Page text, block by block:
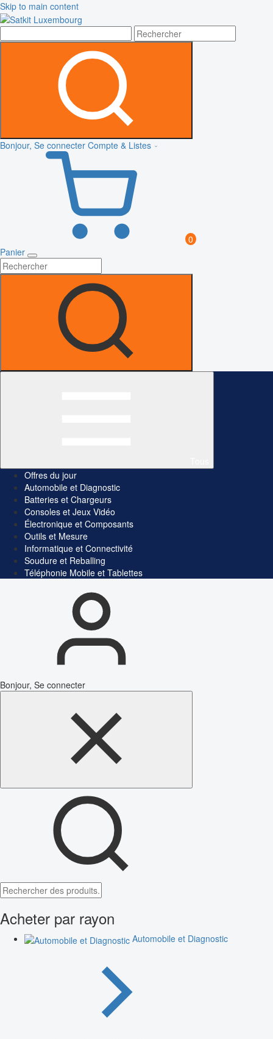
Skip to main content
Bonjour, Se connecter Compte & Listes
0
Panier
Offres du jour
Automobile et Diagnostic
Batteries et Chargeurs
Consoles et Jeux Vidéo
Électronique et Composants
Outils et Mesure
Informatique et Connectivité
Soudure et Reballing
Téléphonie Mobile et Tablettes
Bonjour, Se connecter
Acheter par rayon
Automobile et Diagnostic